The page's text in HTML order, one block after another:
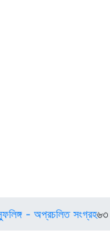
- অপ্রচলিত সংগ্রহ৬৩